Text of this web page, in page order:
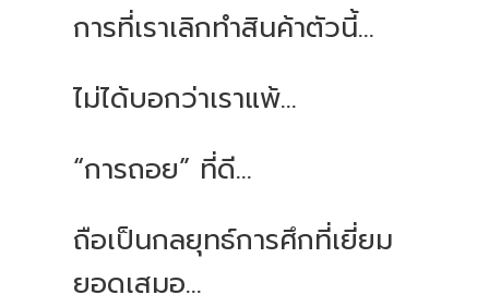
การที่เราเลิกทำสินค้าตัวนี้...
ไม่ได้บอกว่าเราแพ้...
“การถอย” ที่ดี...
ถือเป็นกลยุทธ์การศึกที่เยี่ยม
ยอดเสมอ...